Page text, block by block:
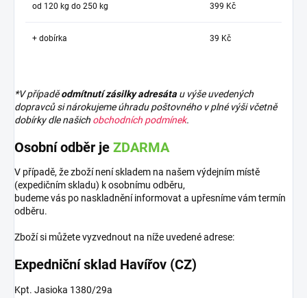
od 120 kg do 250 kg 399 Kč
+ dobírka 39 Kč
*V případěodmítnutí zásilky adresáta u výše uvedených
dopravců si nárokujeme úhradu poštovného v plné výši včetně
dobírky dle našich obchodních podmínek.
Osobní odběr je ZDARMA
V případě, že zboží není skladem na našem výdejním místě
(expedičním skladu) k osobnímu odběru,
budeme vás po naskladnění informovat a upřesníme vám termín
odběru.
Zboží si můžete vyzvednout na níže uvedené adrese:
Expedniční sklad Havířov (CZ)
Kpt. Jasioka 1380/29a